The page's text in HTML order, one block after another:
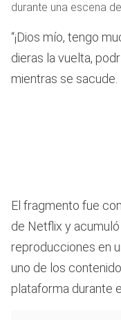
durante una escena
“¡Dios mío, tengo
dieras la vuelta,
mientras se sacude.
El fragmento fue
de Netflix y
reproducciones en
uno de los
plataforma durante